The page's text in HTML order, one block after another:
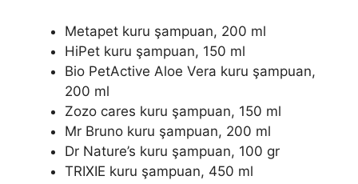
Metapet kuru şampuan, 200 ml
HiPet kuru şampuan, 150 ml
Bio PetActive Aloe Vera kuru şampuan,
200 ml
Zozo cares kuru şampuan, 150 ml
Mr Bruno kuru şampuan, 200 ml
Dr Nature’s kuru şampuan, 100 gr
TRIXIE kuru şampuan, 450 ml